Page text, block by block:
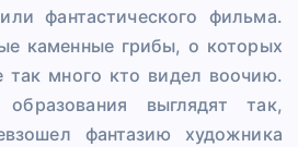
фантастического фильма.
каменные грибы, о которых
так много кто видел воочию.
выглядят так,
фантазию художника